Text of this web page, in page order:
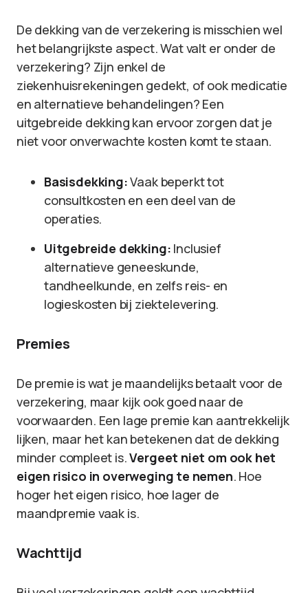
De dekking van de verzekering is misschien wel
het belangrijkste aspect. Wat valt er onder de
verzekering? Zijn enkel de
ziekenhuisrekeningen gedekt, of ook medicatie
en alternatieve behandelingen? Een
uitgebreide dekking kan ervoor zorgen dat je
niet voor onverwachte kosten komt te staan.
Basisdekking:Vaak beperkt tot
consultkosten en een deel van de
operaties.
Uitgebreide dekking: Inclusief
alternatieve geneeskunde,
tandheelkunde, en zelfs reis- en
logieskosten bij ziektelevering.
Premies
De premie is wat je maandelijks betaalt voor de
verzekering, maar kijk ook goed naar de
voorwaarden. Een lage premie kan aantrekkelijk
lijken, maar het kan betekenen dat de dekking
minder compleet is.Vergeet niet om ook het
eigen risico in overweging te nemen. Hoe
hoger het eigen risico, hoe lager de
maandpremie vaak is.
Wachttijd